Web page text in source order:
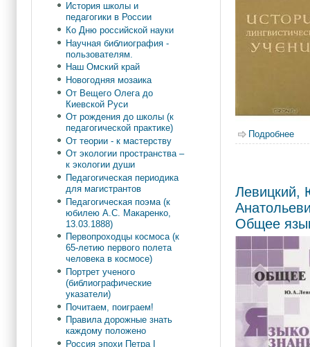
Подробнее
Левицкий,
Общее
История школы и
педагогики в России
Ко Дню российской науки
Научная библиография -
пользователям.
Наш Омский край
Новогодняя мозаика
От Вещего Олега до
Киевской Руси
От рождения до школы (к
педагогической практике)
От теории - к мастерству
От экологии пространства –
к экологии души
Педагогическая периодика
для магистрантов
Педагогическая поэма (к
юбилею А.С. Макаренко,
13.03.1888)
Первопроходцы космоса (к
65-летию первого полета
человека в космосе)
Портрет ученого
(библиографические
указатели)
Почитаем, поиграем!
Правила дорожные знать
каждому положено
Россия эпохи Петра I